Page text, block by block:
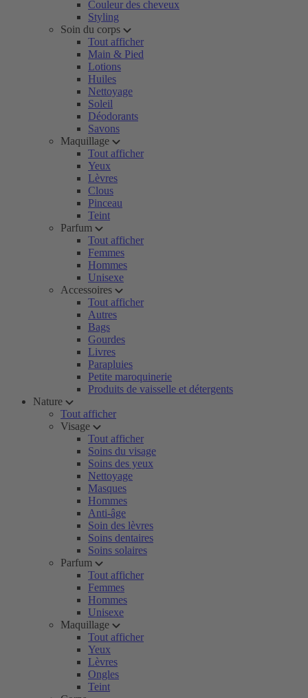
Couleur des cheveux
Styling
Soin du corps
Tout afficher
Main & Pied
Lotions
Huiles
Nettoyage
Soleil
Déodorants
Savons
Maquillage
Tout afficher
Yeux
Lèvres
Clous
Pinceau
Teint
Parfum
Tout afficher
Femmes
Hommes
Unisexe
Accessoires
Tout afficher
Autres
Bags
Gourdes
Livres
Parapluies
Petite maroquinerie
Produits de vaisselle et détergents
Nature
Tout afficher
Visage
Tout afficher
Soins du visage
Soins des yeux
Nettoyage
Masques
Hommes
Anti-âge
Soin des lèvres
Soins dentaires
Soins solaires
Parfum
Tout afficher
Femmes
Hommes
Unisexe
Maquillage
Tout afficher
Yeux
Lèvres
Ongles
Teint